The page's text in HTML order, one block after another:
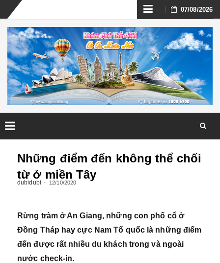
Skip
to
content
07/08/2026
Những điểm đến không thể chối
từ ở miền Tây
dubidubi 12/10/2020
Rừng tràm ở An Giang, những con phố cổ ở
Đồng Tháp hay cực Nam Tổ quốc là những điểm
đến được rất nhiều du khách trong và ngoài
nước check-in.